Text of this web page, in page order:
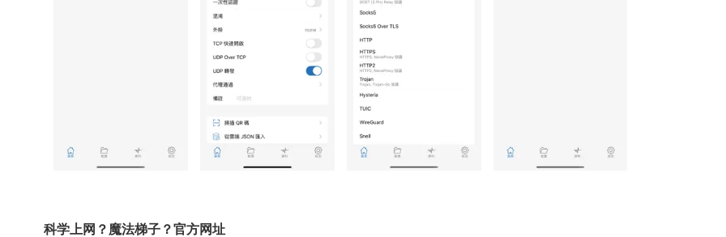
科学上网？魔法梯子？官方网址